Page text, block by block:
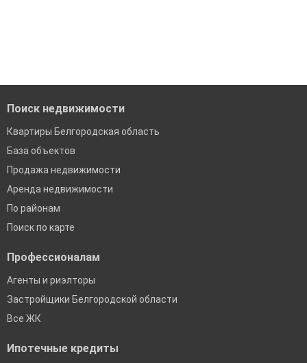
Поиск недвижимости
Квартиры Белгородская область
База объектов
Продажа недвижимости
Аренда недвижимости
По районам
Поиск по карте
Профессионалам
Агенты и риэлторы
Застройщики Белгородской области
Все ЖК
Ипотечные кредиты